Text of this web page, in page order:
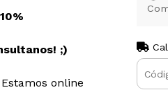
;)
Estamos online